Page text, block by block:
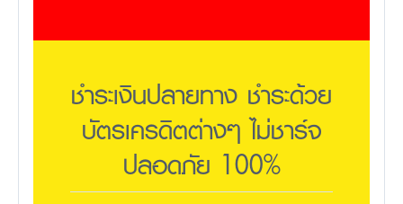
ชำระเงินปลายทาง ชำระด้วย
บัตรเครดิตต่างๆ ไม่ชาร์จ
ปลอดภัย 100%